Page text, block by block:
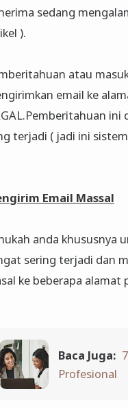
sedang
).
atau
email ke
ini
terjadi ( jadi ini
Email Massal
anda khususnya
sering terjadi dan
ke beberapa alamat
Baca Juga:
Profesional